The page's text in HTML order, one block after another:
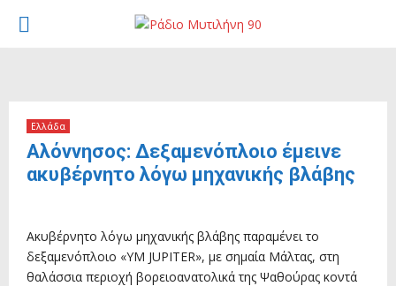
PRIMARY
Ελλάδα
Αλόννησος: Δεξαμενόπλοιο έμεινε
ακυβέρνητο λόγω μηχανικής βλάβης
Ακυβέρνητο λόγω μηχανικής βλάβης παραμένει το
δεξαμενόπλοιο «YM JUPITER», με σημαία Μάλτας, στη
θαλάσσια περιοχή βορειοανατολικά της Ψαθούρας κοντά